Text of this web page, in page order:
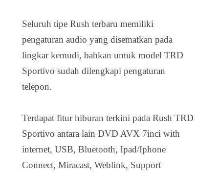
Seluruh tipe Rush terbaru memiliki
pengaturan audio yang disematkan pada
lingkar kemudi, bahkan untuk model TRD
Sportivo sudah dilengkapi pengaturan
telepon.
Terdapat fitur hiburan terkini pada Rush TRD
Sportivo antara lain DVD AVX 7inci with
internet, USB, Bluetooth, Ipad/Iphone
Connect, Miracast, Weblink, Support